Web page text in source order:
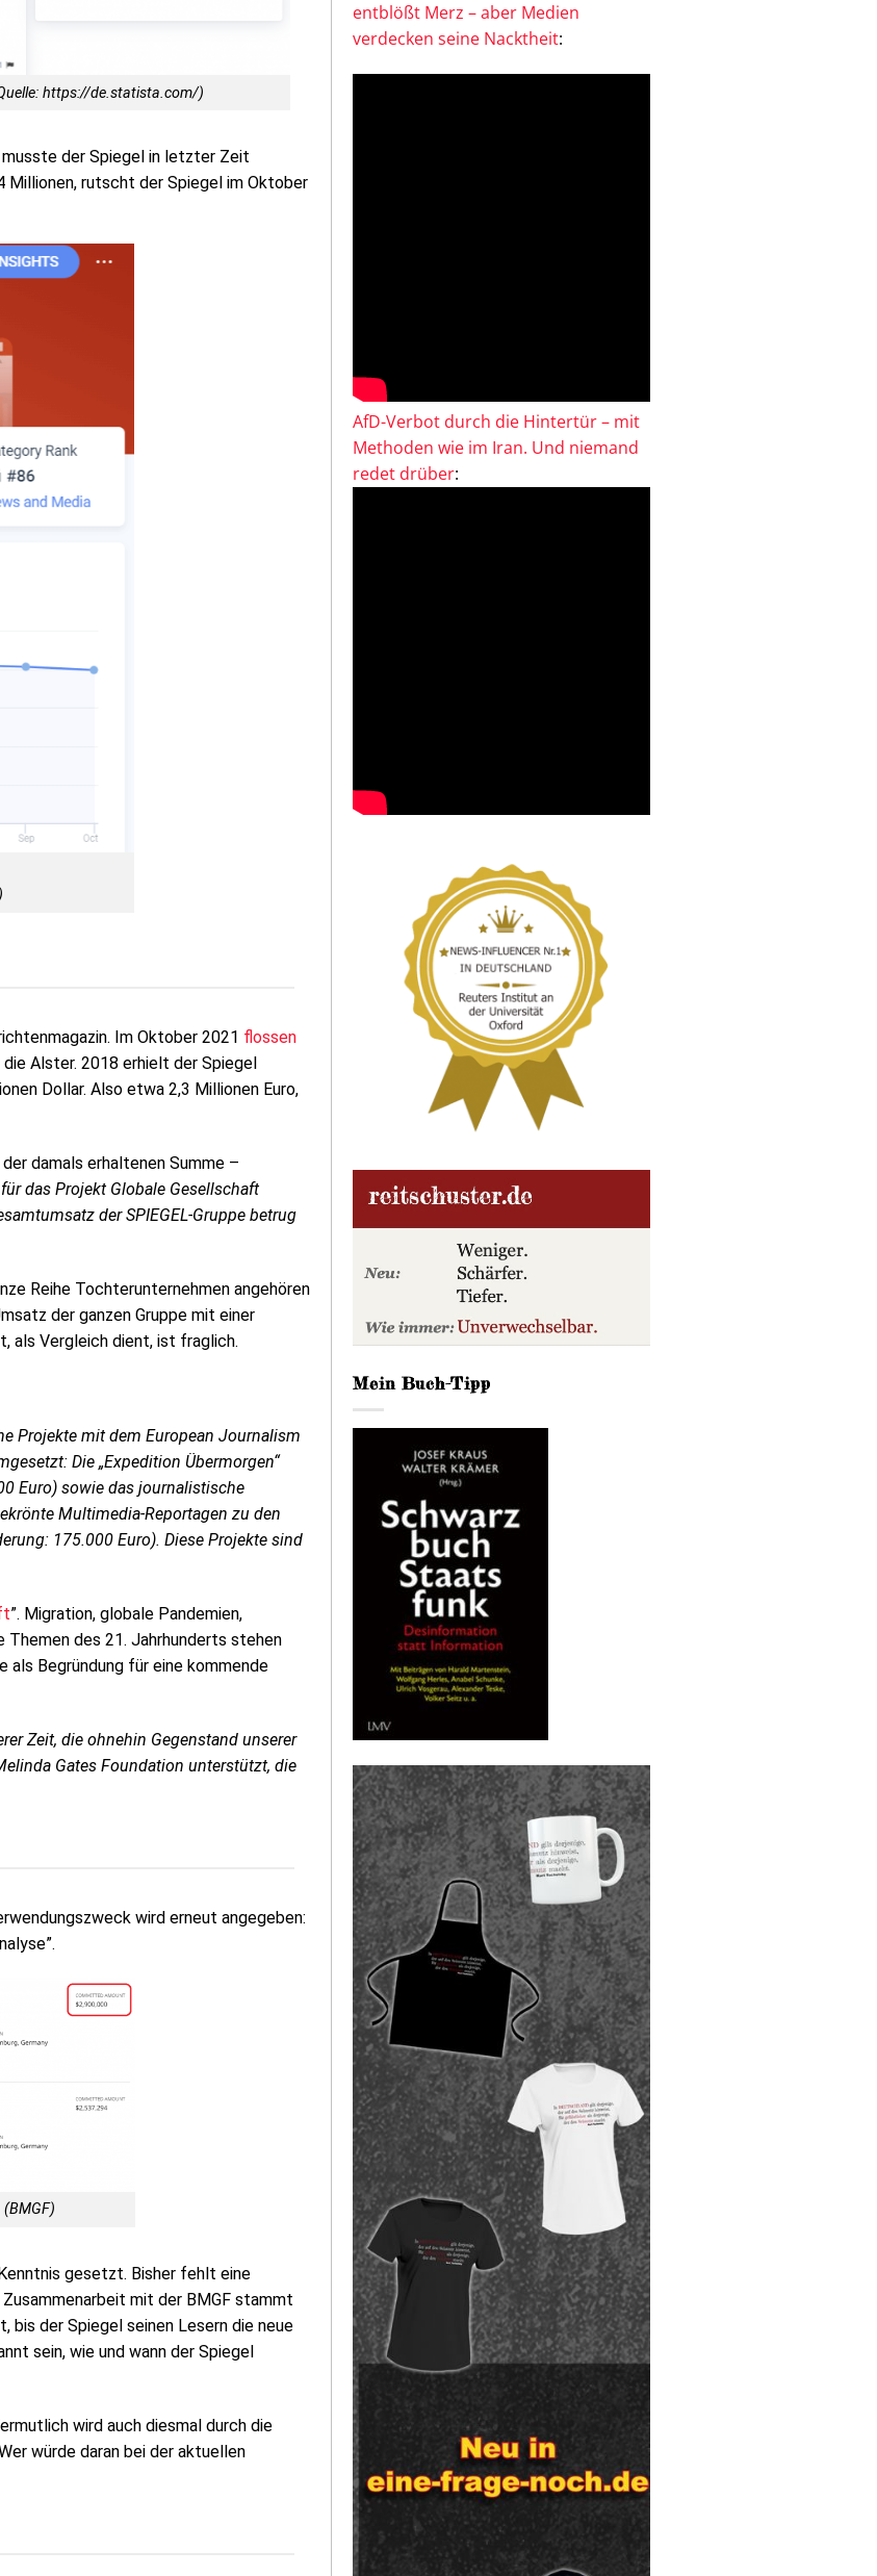
https://de.statista.com/)
musste der Spiegel in letzter Zeit
Millionen, rutscht der Spiegel im Oktober
Im Oktober 2021 flossen
die Alster. 2018 erhielt der Spiegel
Dollar. Also etwa 2,3 Millionen Euro,
damals erhaltenen Summe –
das Projekt Globale Gesellschaft
der SPIEGEL-Gruppe betrug
Reihe Tochterunternehmen angehören
der ganzen Gruppe mit einer
als Vergleich dient, ist fraglich.
Projekte mit dem European Journalism
Die „Expedition Übermorgen“
Euro) sowie das journalistische
Multimedia-Reportagen zu den
175.000 Euro). Diese Projekte sind
”. Migration, globale Pandemien,
des 21. Jahrhunderts stehen
Begründung für eine kommende
Zeit, die ohnehin Gegenstand unserer
Gates Foundation unterstützt, die
wird erneut angegeben:
gesetzt. Bisher fehlt eine
mit der BMGF stammt
der Spiegel seinen Lesern die neue
sein, wie und wann der Spiegel
wird auch diesmal durch die
würde daran bei der aktuellen
entblößt Merz – aber Medien
verdecken seine Nacktheit:
AfD-Verbot durch die Hintertür – mit
Methoden wie im Iran. Und niemand
redet drüber:
Mein Buch-Tipp